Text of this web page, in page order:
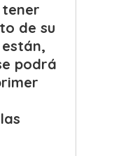
de su
podrá